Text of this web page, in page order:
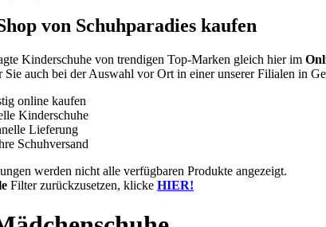
von Schuhparadies kaufen
Kinderschuhe von trendigen Top-Marken gleich hier im
auch bei der Auswahl vor Ort in einer unserer Filialen in
online kaufen
Kinderschuhe
Lieferung
Schuhversand
werden nicht alle verfügbaren Produkte angezeigt.
Filter zurückzusetzen, klicke HIER!